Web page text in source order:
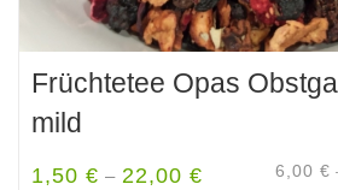
Früchtetee Opas
mild
1,50 € – 22,00 € 6,00 €